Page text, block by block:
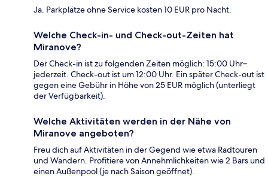
Ja. Parkplätze ohne Service kosten 10 EUR pro Nacht.
Welche Check-in- und Check-out-Zeiten hat
Miranove?
Der Check-in ist zu folgenden Zeiten möglich: 15:00 Uhr–
jederzeit. Check-out ist um 12:00 Uhr. Ein später Check-out ist
gegen eine Gebühr in Höhe von 25 EUR möglich (unterliegt
der Verfügbarkeit).
Welche Aktivitäten werden in der Nähe von
Miranove angeboten?
Freu dich auf Aktivitäten in der Gegend wie etwa Radtouren
und Wandern. Profitiere von Annehmlichkeiten wie 2 Bars und
einen Außenpool (je nach Saison geöffnet).